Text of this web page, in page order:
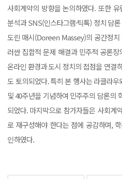
사회계약의 방향을 논의하였다. 또한
분석과 SNS(인스타그램·틱톡) 정치 담
도린 매시(Doreen Massey)의 공간정
러싼 집합적 문제 해결과 민주적 공론
온라인 환경과 도시 정치의 접점을 연결
도 토의되었다. 특히 본 행사는 라클라
및 40주년을 기념하여 민주주의 담론의
되었다. 마지막으로 참가자들은 사회계
로 재구성해야 한다는 점에 공감하며,
인하였다.